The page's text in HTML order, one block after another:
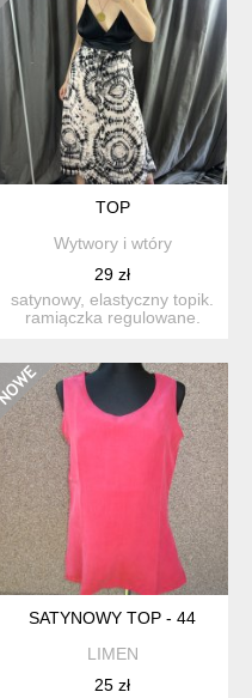
TOP
Wytwory i wtóry
29 zł
satynowy, elastyczny topik.
ramiączka regulowane.
SATYNOWY TOP - 44
LIMEN
25 zł